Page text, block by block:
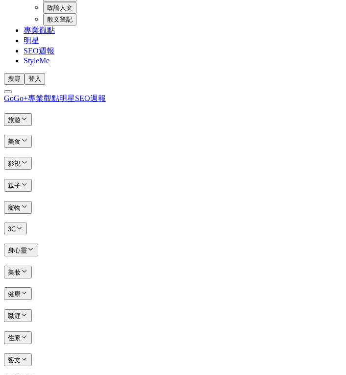
政論人文
散文筆記
專業觀點
明星
SEO週報
StyleMe
搜尋 登入
GoGo+專業觀點明星SEO週報
旅遊
美食
影視
親子
寵物
3C
身心靈
美妝
健康
職涯
住家
藝文